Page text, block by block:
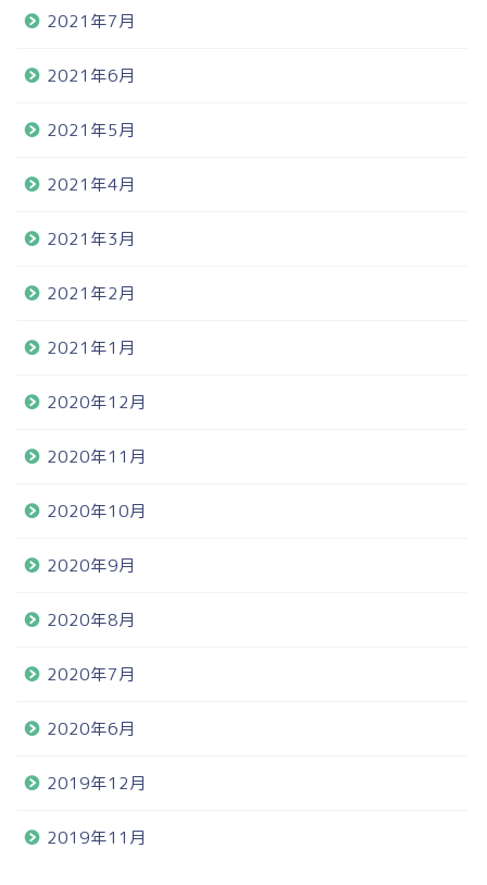
2021年7月
2021年6月
2021年5月
2021年4月
2021年3月
2021年2月
2021年1月
2020年12月
2020年11月
2020年10月
2020年9月
2020年8月
2020年7月
2020年6月
2019年12月
2019年11月